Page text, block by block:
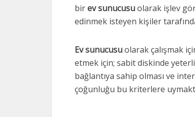
birev sunucusuolarak işlev
edinmek isteyen kişiler
Ev sunucusuolarak çalışmak
etmek için; sabit diskinde
bağlantıya sahip olması ve
çoğunluğu bu kriterlere